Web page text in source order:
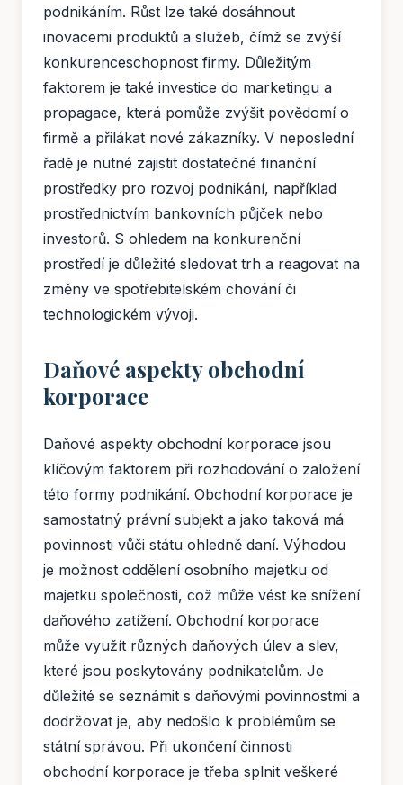
podnikáním. Růst lze také dosáhnout
inovacemi produktů a služeb, čímž se zvýší
konkurenceschopnost firmy. Důležitým
faktorem je také investice do marketingu a
propagace, která pomůže zvýšit povědomí o
firmě a přilákat nové zákazníky. V neposlední
řadě je nutné zajistit dostatečné finanční
prostředky pro rozvoj podnikání, například
prostřednictvím bankovních půjček nebo
investorů. S ohledem na konkurenční
prostředí je důležité sledovat trh a reagovat na
změny ve spotřebitelském chování či
technologickém vývoji.
Daňové aspekty obchodní
korporace
Daňové aspekty obchodní korporace jsou
klíčovým faktorem při rozhodování o založení
této formy podnikání. Obchodní korporace je
samostatný právní subjekt a jako taková má
povinnosti vůči státu ohledně daní. Výhodou
je možnost oddělení osobního majetku od
majetku společnosti, což může vést ke snížení
daňového zatížení. Obchodní korporace
může využít různých daňových úlev a slev,
které jsou poskytovány podnikatelům. Je
důležité se seznámit s daňovými povinnostmi a
dodržovat je, aby nedošlo k problémům se
státní správou. Při ukončení činnosti
obchodní korporace je třeba splnit veškeré